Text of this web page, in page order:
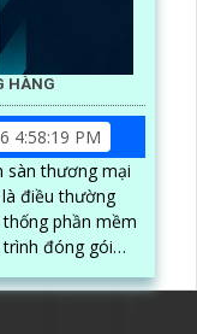
HÀNG
4:58:19 PM
sàn thương mại
điều thường
phần mềm
đóng gói
gói cũng